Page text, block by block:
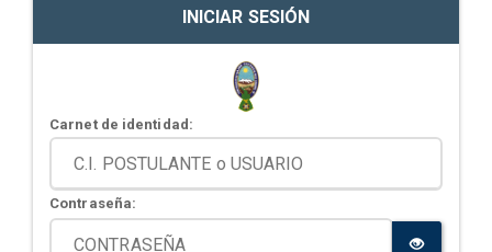
INICIAR SESIÓN
Carnet de identidad:
Contraseña: